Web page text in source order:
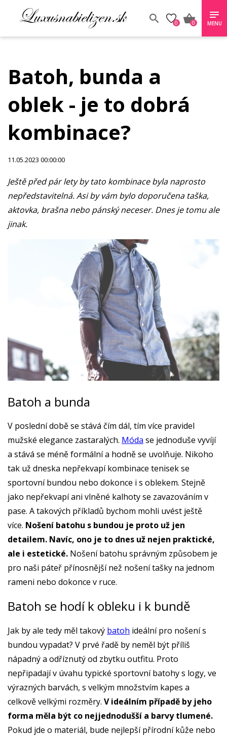
0 0 MENU
Batoh, bunda a
oblek - je to dobrá
kombinace?
11.05.2023 00:00:00
Ještě před pár lety by tato kombinace byla naprosto
nepředstavitelná. Asi by vám bylo doporučena taška,
aktovka, brašna nebo pánský neceser. Dnes je tomu ale
jinak.
Batoh a bunda
V poslední době se stává čím dál, tím více pravidel
mužské elegance zastaralých. Móda se jednoduše vyvíjí
a stává se méně formální a hodně se uvolňuje. Nikoho
tak už dneska nepřekvapí kombinace tenisek se
sportovní bundou nebo dokonce i s oblekem. Stejně
jako nepřekvapí ani vlněné kalhoty se zavazováním v
pase. A takových příkladů bychom mohli uvést ještě
více. Nošení batohu s bundou je proto už jen
detailem. Navíc, ono je to dnes už nejen praktické,
ale i estetické. Nošení batohu správným způsobem je
pro naši páteř přínosnější než nošení tašky na jednom
rameni nebo dokonce v ruce.
Batoh se hodí k obleku i k bundě
Jak by ale tedy měl takový batoh ideální pro nošení s
bundou vypadat? V prvé řadě by neměl být příliš
nápadný a odříznutý od zbytku outfitu. Proto
nepřipadají v úvahu typické sportovní batohy s logy, ve
výrazných barvách, s velkým množstvím kapes a
celkově velkými rozměry. V ideálním případě by jeho
forma měla být co nejjednodušší a barvy tlumené.
Pokud jde o materiál, bude nejlepší přírodní kůže nebo